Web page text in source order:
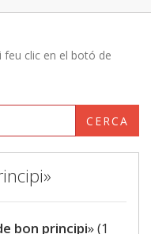
feu clic en el botó de
CERCA
bon principi» (1